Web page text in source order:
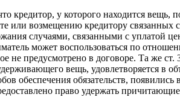
кредитор, у которого находится
или возмещению кредитору
случаями, свя­занными с уплатой
может воспользоваться по
предусмотрено в договоре. Та же
вещь, удовлетворяется
обеспечения обязательств,
право удержать